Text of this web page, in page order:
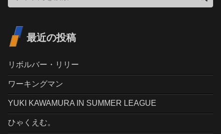
最近の投稿
リボルバー・リリー
ワーキングマン
YUKI KAWAMURA IN SUMMER LEAGUE
ひゃくえむ。